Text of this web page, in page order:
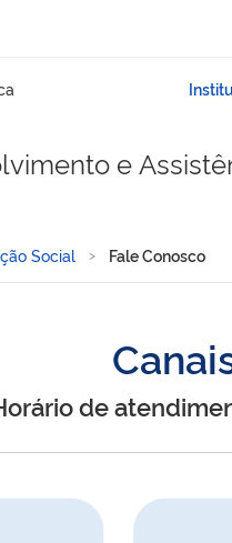
e
Social Fale Conosco
de